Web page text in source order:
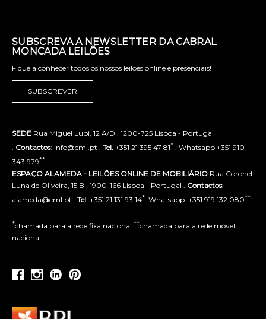
SUBSCREVA A NEWSLETTER DA CABRAL
MONCADA LEILÕES
Fique a conhecer todos os nossos leilões online e presenciais!
SUBSCREVER
SEDE Rua Miguel Lupi, 12 A/D . 1200-725 Lisboa - Portugal
Contactos: info@cml.pt . Tel. +351 21 395 47 81* . Whatsapp +351 910
343 979**
ESPAÇO ALAMEDA - LEILÕES ONLINE DE MOBILIÁRIO Rua Coronel
Luna de Oliveira, 15 B . 1900-166 Lisboa - Portugal . Contactos:
alameda@cml.pt . Tel. +351 21 131 93 14* . Whatsapp. +351 919 132 080**
*chamada para a rede fixa nacional **chamada para a rede móvel
nacional